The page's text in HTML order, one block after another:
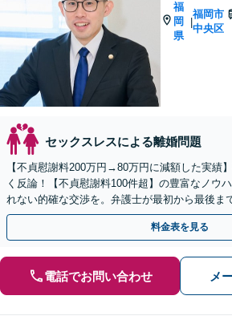
福
岡
県
|
福岡市
中央区
セックスレスによる離婚問題
【不貞慰謝料200万円→80万円に減額した実績
く反論！【不貞慰謝料100件超】の豊富なノウ
れない的確な交渉を。弁護士が最初から最後ま
負担を軽減【休日・夜間相談可】
料金表を見る
電話でお問い合わせ メ